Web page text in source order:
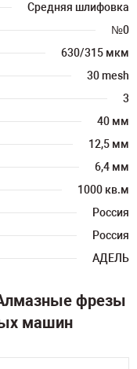
Средняя шлифовка
№0
630/315 мкм
30 mesh
3
40 мм
12,5 мм
6,4 мм
1000 кв.м
Россия
Россия
АДЕЛЬ
фрезы
машин